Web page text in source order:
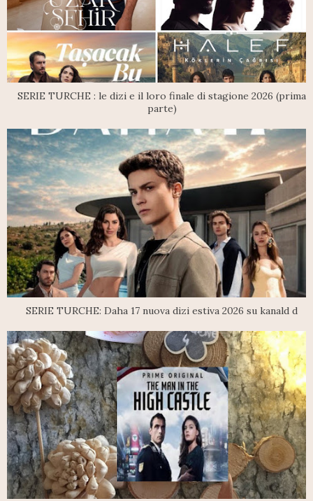
SERIE TURCHE : le dizi e il loro finale di stagione 2026 (prima
parte)
SERIE TURCHE: Daha 17 nuova dizi estiva 2026 su kanald d